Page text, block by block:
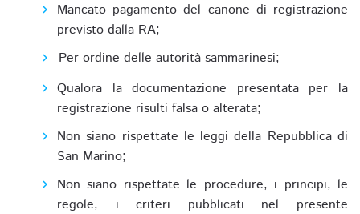
Mancato pagamento del canone di registrazione
previsto dalla RA;
Per ordine delle autorità sammarinesi;
Qualora la documentazione presentata per la
registrazione risulti falsa o alterata;
Non siano rispettate le leggi della Repubblica di
San Marino;
Non siano rispettate le procedure, i principi, le
regole, i criteri pubblicati nel presente